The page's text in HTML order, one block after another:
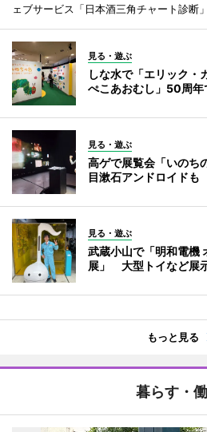
ェブサービス「日本酒三角チャート診断
見る・遊ぶ
しな水で「エリック
ぺこあおむし」50周年
見る・遊ぶ
高ゲで展覧会「いの
目漱石アンドロイドも
見る・遊ぶ
武蔵小山で「明和電機
展」 大型トイなど展
もっと見る
暮らす・